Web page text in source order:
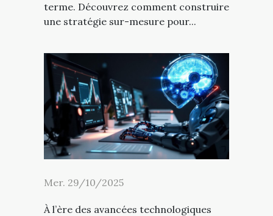
terme. Découvrez comment construire
une stratégie sur-mesure pour...
Mer. 29/10/2025
À l’ère des avancées technologiques